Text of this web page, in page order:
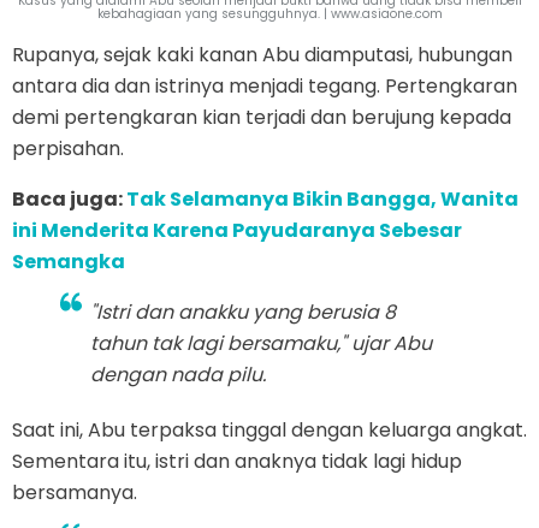
kebahagiaan yang sesungguhnya. | www.asiaone.com
Rupanya, sejak kaki kanan Abu diamputasi, hubungan
antara dia dan istrinya menjadi tegang. Pertengkaran
demi pertengkaran kian terjadi dan berujung kepada
perpisahan.
Baca juga:Tak Selamanya Bikin Bangga, Wanita
ini Menderita Karena Payudaranya Sebesar
Semangka
"Istri dan anakku yang berusia 8
tahun tak lagi bersamaku," ujar Abu
dengan nada pilu.
Saat ini, Abu terpaksa tinggal dengan keluarga angkat.
Sementara itu, istri dan anaknya tidak lagi hidup
bersamanya.